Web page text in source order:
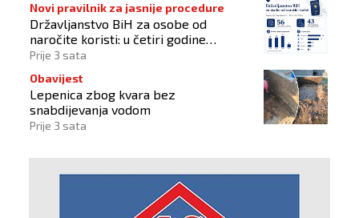
Novi pravilnik za jasnije procedure
Državljanstvo BiH za osobe od
naročite koristi: u četiri godine
odobrena 43 zahtjeva
Prije 3 sata
Obavijest
Lepenica zbog kvara bez
snabdijevanja vodom
Prije 3 sata